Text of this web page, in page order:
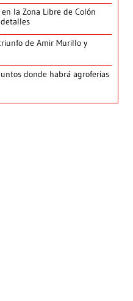
la Zona Libre de Colón
de Amir Murillo y
donde habrá agroferias